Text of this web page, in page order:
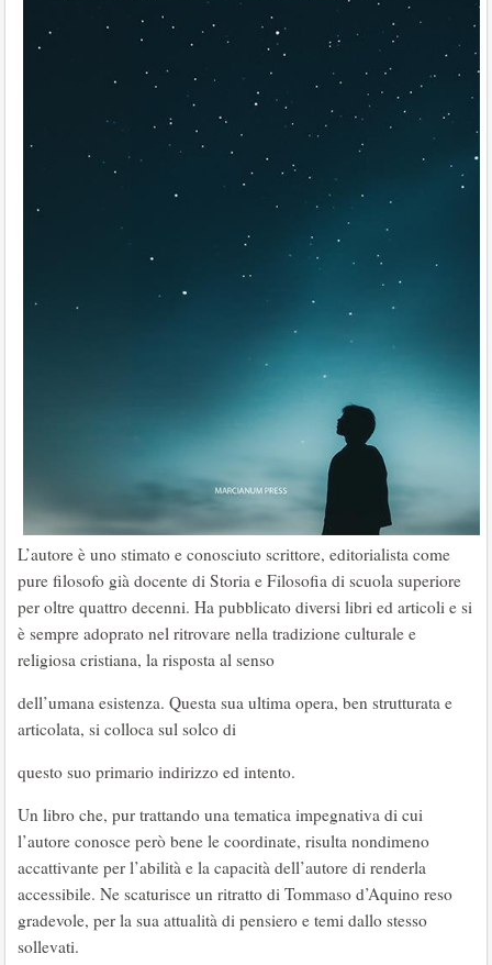
L’autore è uno stimato e conosciuto scrittore, editorialista come
pure filosofo già docente di Storia e Filosofia di scuola superiore
per oltre quattro decenni. Ha pubblicato diversi libri ed articoli e si
è sempre adoprato nel ritrovare nella tradizione culturale e
religiosa cristiana, la risposta al senso
dell’umana esistenza. Questa sua ultima opera, ben strutturata e
articolata, si colloca sul solco di
questo suo primario indirizzo ed intento.
Un libro che, pur trattando una tematica impegnativa di cui
l’autore conosce però bene le coordinate, risulta nondimeno
accattivante per l’abilità e la capacità dell’autore di renderla
accessibile. Ne scaturisce un ritratto di Tommaso d’Aquino reso
gradevole, per la sua attualità di pensiero e temi dallo stesso
sollevati.